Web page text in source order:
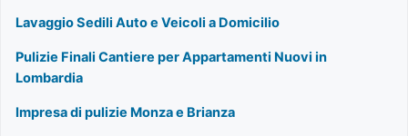
Lavaggio Sedili Auto e Veicoli a Domicilio
Pulizie Finali Cantiere per Appartamenti Nuovi in
Lombardia
Impresa di pulizie Monza e Brianza